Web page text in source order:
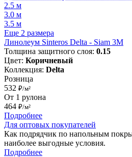
2.5 м
3.0 м
3.5 м
Еще 2 размера
Линолеум Sinteros Delta - Siam 3M
Толщина защитного слоя: 0.15
Цвет: Коричневый
Коллекция: Delta
Розница
532 ₽/м²
От 1 рулона
464 ₽/м²
Подробнее
Для оптовых покупателей
Как подрядчик по напольным
наиболее выгодные условия.
Подробнее